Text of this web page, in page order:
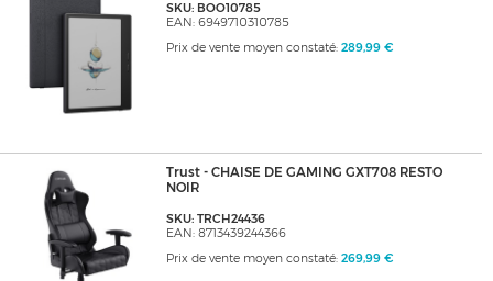
SKU: BOO10785
EAN: 6949710310785
Prix de vente moyen constaté: 289,99 €
Trust - CHAISE DE GAMING GXT708 RESTO
NOIR
SKU: TRCH24436
EAN: 8713439244366
Prix de vente moyen constaté: 269,99 €